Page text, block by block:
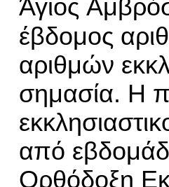
Άγιος
έβδομος
αριθμών
σημασία. Η
από
Ορθόδοξη